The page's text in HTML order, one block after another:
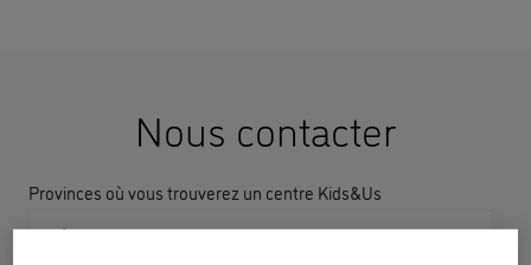
Nous contacter
Provinces où vous trouverez un centre Kids&Us